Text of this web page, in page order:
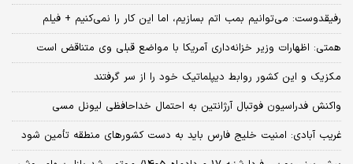
رفیقدوست: می‌توانیم بمب اتم بسازیم، اما این کار را نمی‌کنیم + فیلم
همتی: اظهارات وزیر خزانه‌داری آمریکا با مواضع قبلی وی متناقض است
مکزیک و این کشور روابط دیپلماتیک خود را از سر گرفتند
واکنش فدراسیون فوتبال آرژانتین به احتمال خداحافظی لیونل مسی
غریب آبادی: امنیت خلیج فارس باید به دست کشورهای منطقه تأمین شود